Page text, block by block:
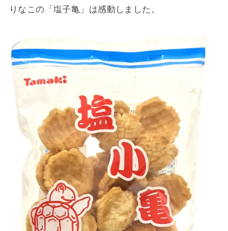
りなこの「塩子亀」は感動しました。